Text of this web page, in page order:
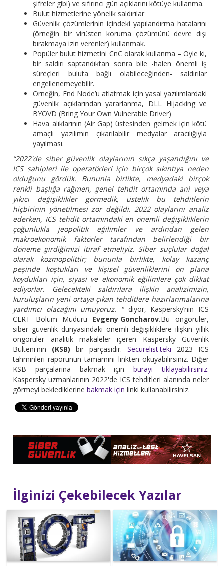
şifreler gibi) ve sıfırıncı gün açıklarını kötüye kullanma.
Bulut hizmetlerine yönelik saldırılar
Güvenlik çözümlerinin içindeki yapılandırma hatalarını
(örneğin bir virüsten koruma çözümünü devre dışı
bırakmaya izin verenler) kullanmak.
Popüler bulut hizmetini CnC olarak kullanma – Öyle ki,
bir saldırı saptandıktan sonra bile -halen önemli iş
süreçleri buluta bağlı olabileceğinden- saldırılar
engellenemeyebilir.
Örneğin, End Node’u atlatmak için yasal yazılımlardaki
güvenlik açıklarından yararlanma, DLL Hijacking ve
BYOVD (Bring Your Own Vulnerable Driver)
Hava alıklarının (Air Gap) üstesinden gelmek için kötü
amaçlı yazılımın çıkarılabilir medyalar aracılığıyla
yayılması.
“2022'de siber güvenlik olaylarının sıkça yaşandığını ve
ICS sahipleri ile operatörleri için birçok sıkıntıya neden
olduğunu gördük. Bununla birlikte, medyadaki birçok
renkli başlığa rağmen, genel tehdit ortamında ani veya
yıkıcı değişiklikler görmedik, üstelik bu tehditlerin
hiçbirinin yönetilmesi zor değildi. 2022 olaylarını analiz
ederken, ICS tehdit ortamındaki en önemli değişikliklerin
çoğunlukla jeopolitik eğilimler ve ardından gelen
makroekonomik faktörler tarafından belirlendiği bir
döneme girdiğimizi itiraf etmeliyiz. Siber suçlular doğal
olarak kozmopolittir; bununla birlikte, kolay kazanç
peşinde koştukları ve kişisel güvenliklerini ön plana
koydukları için, siyasi ve ekonomik eğilimlere çok dikkat
ediyorlar. Gelecekteki saldırılara ilişkin analizimizin,
kuruluşların yeni ortaya çıkan tehditlere hazırlanmalarına
yardımcı olacağını umuyoruz. " diyor, Kaspersky’nin ICS
CERT Bölüm Müdürü Evgeny Goncharov.Bu öngörüler,
siber güvenlik dünyasındaki önemli değişikliklere ilişkin yıllık
öngörüler analitik makaleler içeren Kaspersky Güvenlik
Bülteni'nin (KSB) bir parçasıdır. Securelist'teki 2023 ICS
tahminleri raporunun tamamını linkten okuyabilirsiniz. Diğer
KSB parçalarına bakmak içinburayı tıklayabilirsiniz.
Kaspersky uzmanlarının 2022'de ICS tehditleri alanında neler
görmeyi beklediklerinebakmak için linki kullanabilirsiniz.
İlginizi Çekebilecek Yazılar